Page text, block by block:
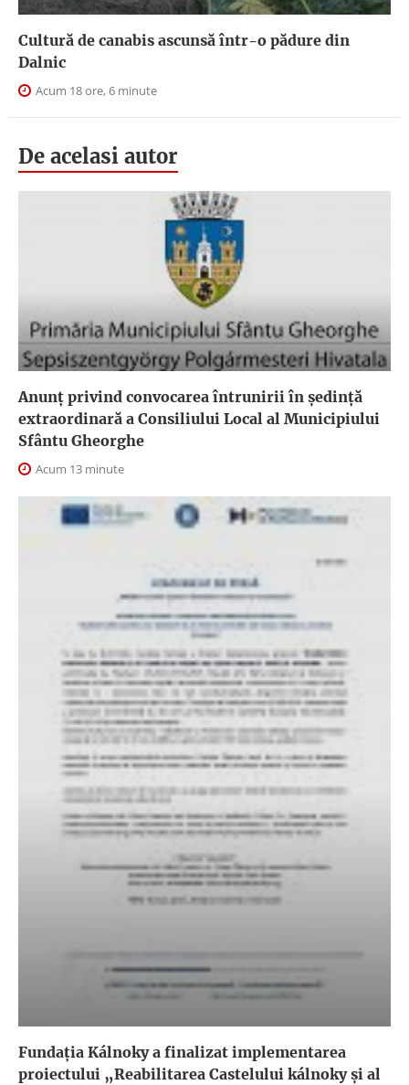
Cultură de canabis ascunsă într-o pădure din
Dalnic
Acum 18 ore, 6 minute
De acelasi autor
Anunţ privind convocarea întrunirii în şedinţă
extraordinară a Consiliului Local al Municipiului
Sfântu Gheorghe
Acum 13 minute
Fundația Kálnoky a finalizat implementarea
proiectului „Reabilitarea Castelului kálnoky și al